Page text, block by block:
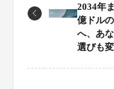
2034年
億ドル
へ、あ
選びも